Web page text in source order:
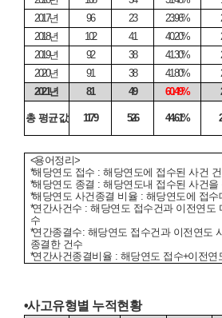
2017년 96 23 23.96%
2018년 102 41 40.20%
2019년 92 38 41.30%
2020년 91 38 41.80%
2021년 81 49 60.49%
총 평균값 1179 526 44.61%
<용어정리>
*해당연도 접수 : 해당연도에 접수된 사건
*해당연도 종결 : 해당연도내 접수된 사건을
*해당연도 사건종결 비율 : 해당연도에 접
*연간사건수 : 해당연도 접수건과 이전연도
수
*연간종결수: 해당연도 접수건과 이전연도
종결한 건수
*연간사건종결비율 : 해당연도 접수+이전연
•사고유형별 누적현황